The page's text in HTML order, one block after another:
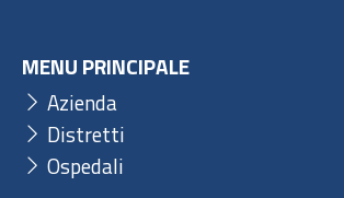
MENU PRINCIPALE
Azienda
Distretti
Ospedali